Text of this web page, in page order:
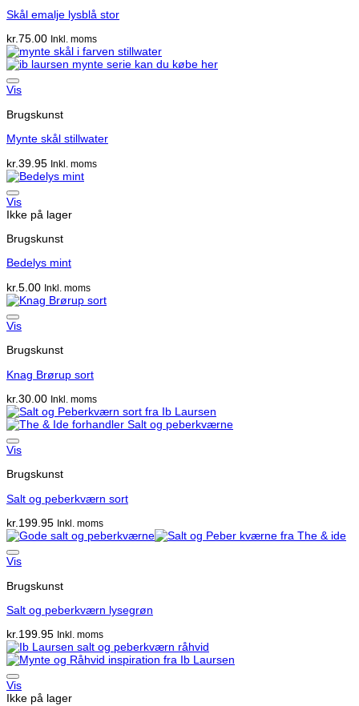
Skål emalje lysblå stor
kr.75.00 Inkl. moms
Vis
Brugskunst
Mynte skål stillwater
kr.39.95 Inkl. moms
Vis
Ikke på lager
Brugskunst
Bedelys mint
kr.5.00 Inkl. moms
Vis
Brugskunst
Knag Brørup sort
kr.30.00 Inkl. moms
Vis
Brugskunst
Salt og peberkværn sort
kr. 199.95 Inkl. moms
Vis
Brugskunst
Salt og peberkværn lysegrøn
kr.199.95 Inkl. moms
Vis
Ikke på lager